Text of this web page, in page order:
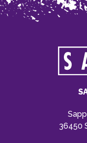
36450